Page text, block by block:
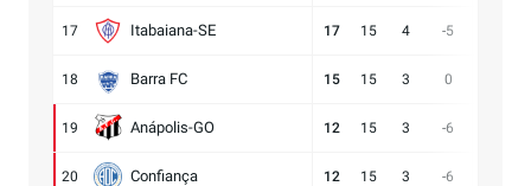
17 Itabaiana-SE 17 15 4 -5
18 Barra FC 15 15 3 0
19 Anápolis-GO 12 15 3 -6
20 Confiança 12 15 3 -6